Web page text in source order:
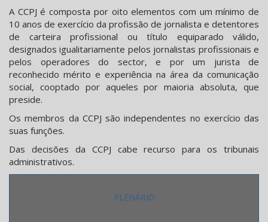
A CCPJ é composta por oito elementos com um mínimo de
10 anos de exercício da profissão de jornalista e detentores
de carteira profissional ou título equiparado válido,
designados igualitariamente pelos jornalistas profissionais e
pelos operadores do sector, e por um jurista de
reconhecido mérito e experiência na área da comunicação
social, cooptado por aqueles por maioria absoluta, que
preside.
Os membros da CCPJ são independentes no exercício das
suas funções.
Das decisões da CCPJ cabe recurso para os tribunais
administrativos.
PLENÁRIO